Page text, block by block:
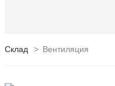
Склад > Вентиляция